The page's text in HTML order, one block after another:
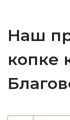
Наш
копке